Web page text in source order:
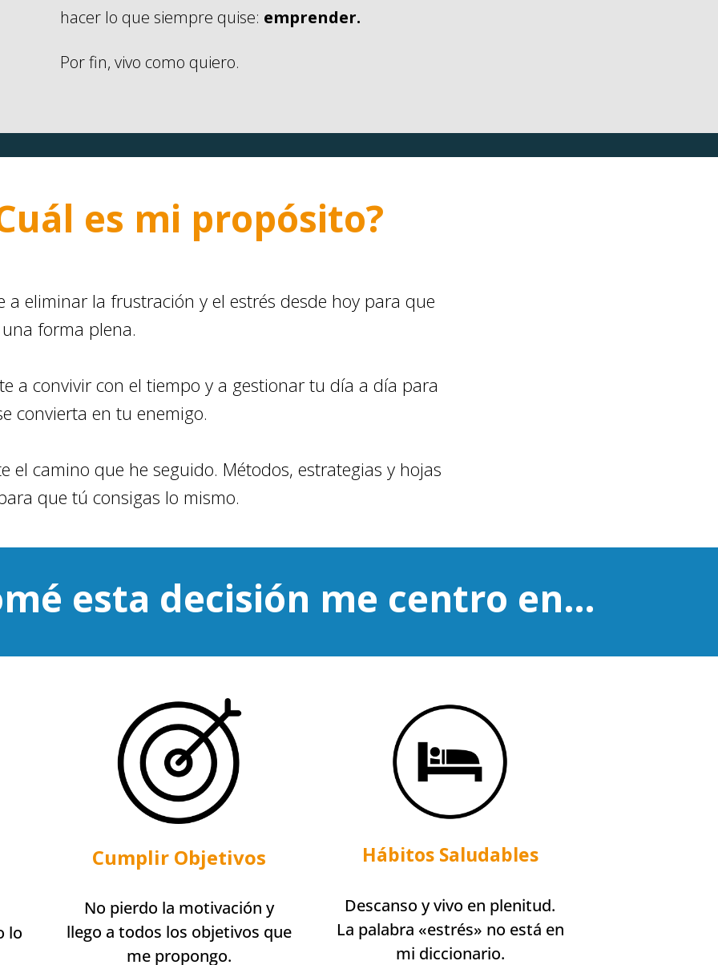
hacer lo que siempre quise: emprender.
Por fin, vivo como quiero.
es mi propósito?
a eliminar la frustración y el estrés desde hoy para que
forma plena.
a convivir con el tiempo y a gestionar tu día a día para
convierta en tu enemigo.
el camino que he seguido. Métodos, estrategias y hojas
que tú consigas lo mismo.
esta decisión me centro en…
lo
Cumplir Objetivos
No pierdo la motivación y
llego a todos los objetivos que
me propongo.
Hábitos Saludables
Descanso y vivo en plenitud.
La palabra «estrés» no está en
mi diccionario.